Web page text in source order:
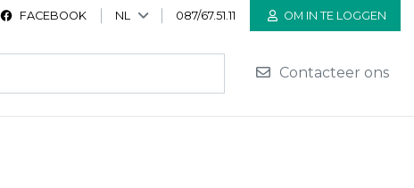
FACEBOOK NL 087/67.51.11 OM IN TE LOGGEN
Contacteer ons